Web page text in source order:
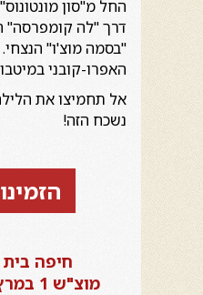
החל מ"סון
דרך "לה קומפרסה"
"בסמה מוצ'ו"
האפרו-קובני
אל תחמיצו את
נשכח הזה!
חיפה
מוצ"ש 1 במרץ בשעה 21:00